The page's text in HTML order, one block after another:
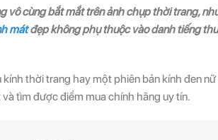
vô cùng bắt mắt trên ảnh chụp thời trang,
mátđẹp không phụ thuộc vào danh tiếng
thời trang hay một phiên bản kính đen
tìm được điểm mua chính hãng uy tín.